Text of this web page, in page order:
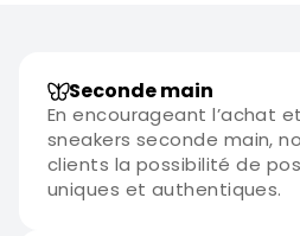
Seconde main
En encourageant l’achat
sneakers seconde main,
clients la possibilité de
uniques et authentiques.